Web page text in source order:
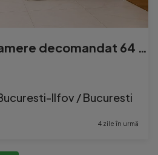
Apartament 3 camere decomandat 64 mp+ pivnita | Titan | R...
Ilfov / Bucuresti
4 zile în urmă